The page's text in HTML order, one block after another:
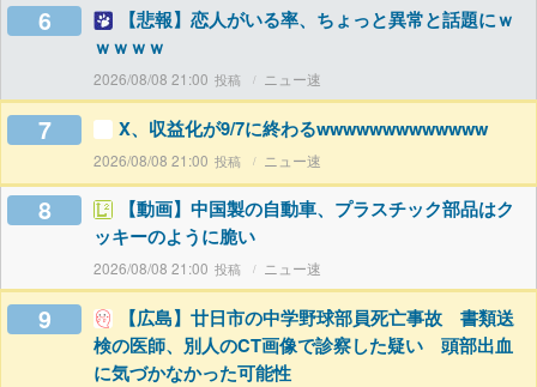
6
【悲報】恋人がいる率、ちょっと異常と話題にｗ
ｗｗｗｗ
2026/08/08 21:00 ニュー速
7 X、収益化が9/7に終わるwwwwwwwwwwwww
2026/08/08 21:00 ニュー速
8
【動画】中国製の自動車、プラスチック部品はク
ッキーのように脆い
2026/08/08 21:00 ニュー速
9
【広島】廿日市の中学野球部員死亡事故 書類送
検の医師、別人のCT画像で診察した疑い 頭部出血
に気づかなかった可能性